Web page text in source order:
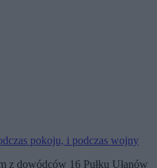
pokoju, i podczas wojny
z dowódców 16 Pułku Ułanów